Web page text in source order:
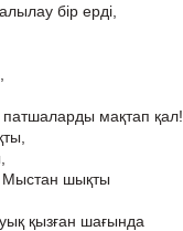
бір ерді,
мақтап қал!
шықты
қызған шағында